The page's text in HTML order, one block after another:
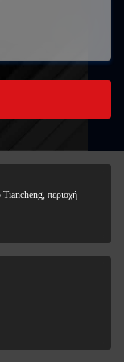
περιοχή